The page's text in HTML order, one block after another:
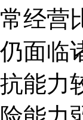
常经营
仍面临
抗能力